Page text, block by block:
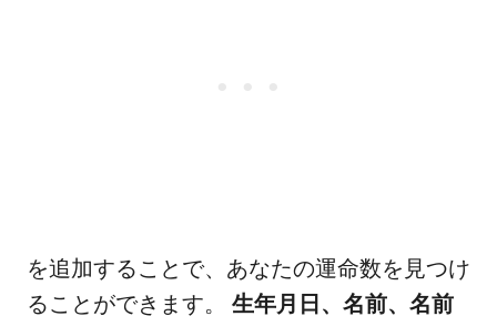
を追加することで、あなたの運命数を見つけ
ることができます。 生年月日、名前、名前